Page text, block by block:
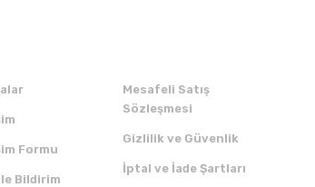
Formu
Bildirim
Mesafeli Satış
Sözleşmesi
Gizlilik ve Güvenlik
İptal ve İade Şartları